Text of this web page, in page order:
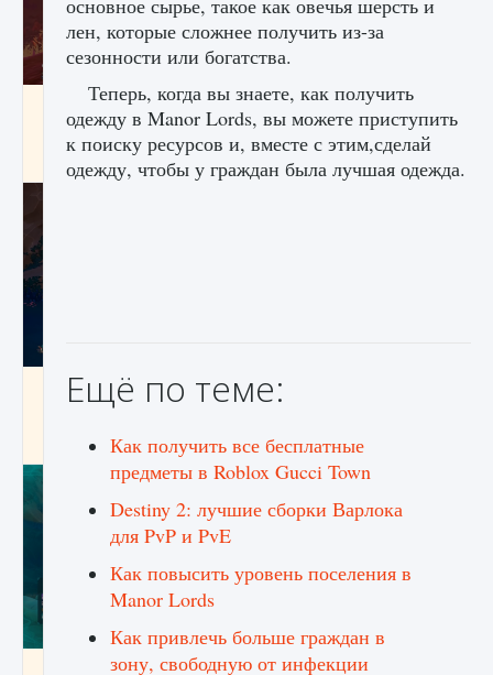
Как приручить существ джунглей Нари в
игре Creatures of Ava
9 августа 2024
Как разблокировать заклинание Крист в
Creatures of Ava
9 августа 2024 1 393 0 0
Как приручить существ из степей Тамура в
основное сырье, такое как овечья шерсть и
лен, которые сложнее получить из-за
сезонности или богатства.
Теперь, когда вы знаете, как получить
одежду в Manor Lords, вы можете приступить
к поиску ресурсов и, вместе с этим,сделай
одежду, чтобы у граждан была лучшая одежда.
Ещё по теме:
Как получить все бесплатные
предметы в Roblox Gucci Town
Destiny 2: лучшие сборки Варлока
для PvP и PvE
Как повысить уровень поселения в
Manor Lords
Как привлечь больше граждан в
зону, свободную от инфекции